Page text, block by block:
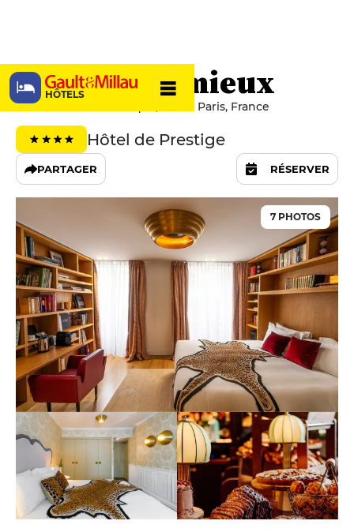
HÔTELS
Hôtel Thoumieux
79 Rue Saint-Dominique, 75007 Paris, France
Hôtel de Prestige
PARTAGER RÉSERVER
7 PHOTOS